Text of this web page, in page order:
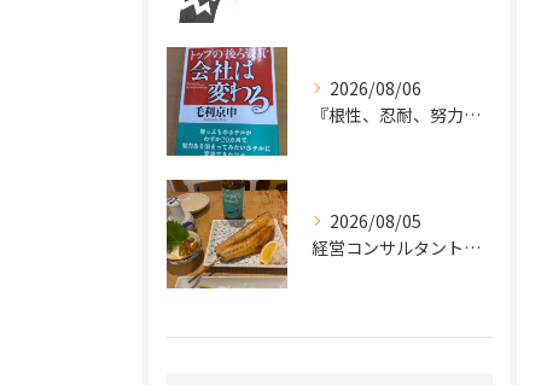
2026/08/06
『根性、忍耐、努力という言葉は死語なのか』
2026/08/05
経営コンサルタントのモーちゃん・毛利京申です。